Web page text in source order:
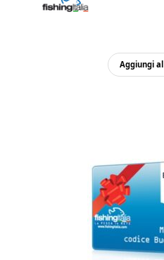
Aggiungi